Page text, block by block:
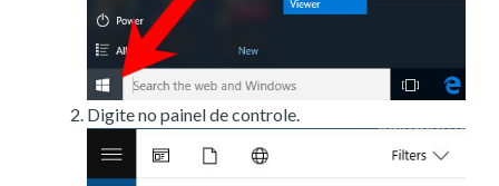
Digite no painel de controle.